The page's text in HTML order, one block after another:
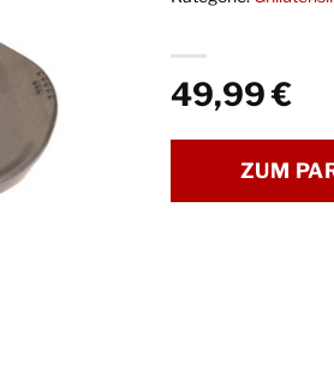
49,99€
ZUM